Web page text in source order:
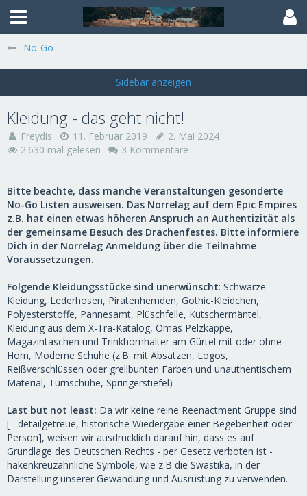
No-Go
Kleidung - das geht nicht!
Freydis 11. Februar 2019
2. Mai 2024
2.630 mal gelesen
3 Kommentare
Bitte beachte, dass manche Veranstaltungen gesonderte
No-Go Listen ausweisen. Das Norrelag auf dem Epic Empires
z.B. hat einen etwas höheren Anspruch an Authentizität als
der gemeinsame Besuch des Drachenfestes. Bitte informiere
Dich in der Norrelag Anmeldung über die Teilnahme
Voraussetzungen.
Folgende Kleidungsstücke sind unerwünscht: Schwarze
Kleidung, Lederhosen, Piratenhemden, Gothic-Kleidchen,
Polyesterstoffe, Pannesamt, Plüschfelle, Kutschermäntel,
Kleidung aus dem X-Tra-Katalog, Omas Pelzkappe,
Magazintaschen und Trinkhornhalter am Gürtel mit oder ohne
Horn, Moderne Schuhe (z.B. mit Absätzen, Logos,
Reißverschlüssen oder grellbunten Farben und unauthentischem
Material, Turnschuhe, Springerstiefel)
Last but not least: Da wir keine reine Reenactment Gruppe sind
[= detailgetreue, historische Wiedergabe einer Begebenheit oder
Person], weisen wir ausdrücklich darauf hin, dass es auf
Grundlage des Deutschen Rechts - per Gesetz verboten ist -
hakenkreuzähnliche Symbole, wie z.B die Swastika, in der
Darstellung unserer Gewandung und Ausrüstung zu verwenden.